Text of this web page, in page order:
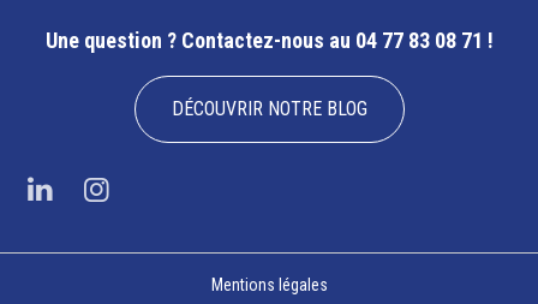
Une question ? Contactez-nous au 04 77 83 08 71 !
DÉCOUVRIR NOTRE BLOG
Mentions légales